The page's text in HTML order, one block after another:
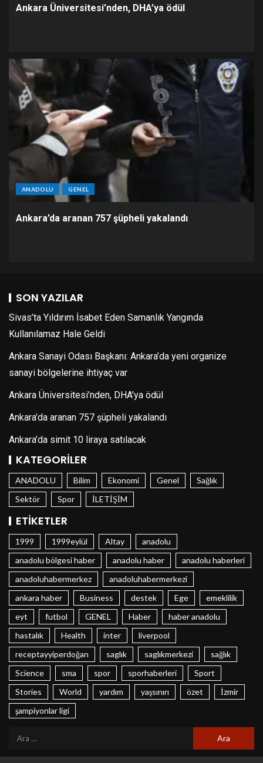
Ankara Üniversitesi’nden, DHA’ya ödül
ANADOLU GENEL
Ankara’da aranan 757 şüpheli yakalandı
SON YAZILAR
Sivas’ta Yıldırım İsabet Eden Samanlık Yangında
Kullanılamaz Hale Geldi
Ankara Sanayi Odası Başkanı: Ankara’da yeni organize
sanayi bölgelerine ihtiyaç var
Ankara Üniversitesi’nden, DHA’ya ödül
Ankara’da aranan 757 şüpheli yakalandı
Ankara’da simit 10 liraya satılacak
KATEGORILER
ANADOLU Bilim Ekonomi Genel
Sağlık
Sektör
Spor İLETİŞİM
ETIKETLER
1999 1999eylül Altay
anadolu
anadolu bölgesi haber
anadolu haber
anadolu haberleri
anadoluhabermerkez
anadoluhabermerkezi
ankara haber
Business destek Ege
emeklilik
eyt
futbol GENEL Haber
haber anadolu
hastalık
Health inter
liverpool
receptayyiperdoğan
saglık saglıkmerkezi
sağlık
Science
sma spor sporhaberleri
Sport
Stories
World yardım yaşsınırı özet
İzmir
şampiyonlar ligi